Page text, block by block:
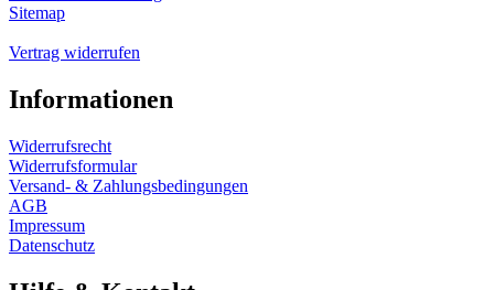
Sitemap
Vertrag widerrufen
Informationen
Widerrufsrecht
Widerrufsformular
Versand- & Zahlungsbedingungen
AGB
Impressum
Datenschutz